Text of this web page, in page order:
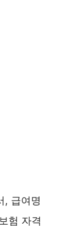
, 급여명
험 자격